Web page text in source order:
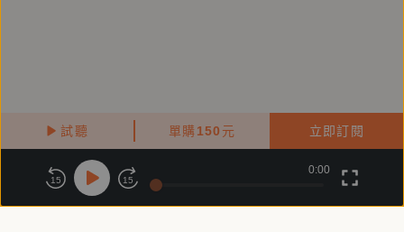
試聽 單購150 元 立即訂閱
關於鏡好聽
商務合作 付費條款 會員條款
15 15
0:00